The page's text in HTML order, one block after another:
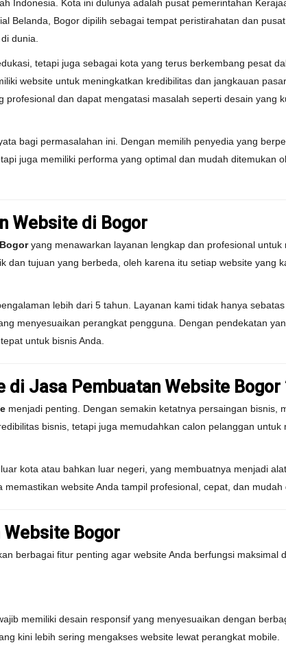
Indonesia. Kota ini dulunya adalah pusat pemerintahan
Belanda, Bogor dipilih sebagai tempat peristirahatan dan
dunia.
tetapi juga sebagai kota yang terus berkembang pesat
website untuk meningkatkan kredibilitas dan jangkauan
dan dapat mengatasi masalah seperti desain yang
bagi permasalahan ini. Dengan memilih penyedia yang
juga memiliki performa yang optimal dan mudah ditemukan
Website di Bogor
yang menawarkan layanan lengkap dan profesional untuk
dan tujuan yang berbeda, oleh karena itu setiap website yang
lebih dari 5 tahun. Layanan kami tidak hanya
menyesuaikan perangkat pengguna. Dengan pendekatan
untuk bisnis Anda.
di Jasa Pembuatan Website Bogor
menjadi penting. Dengan semakin ketatnya persaingan bisnis,
bisnis, tetapi juga memudahkan calon pelanggan
kota atau bahkan luar negeri, yang membuatnya menjadi
memastikan website Anda tampil profesional, cepat, dan mudah
Website Bogor
berbagai fitur penting agar website Anda berfungsi maksimal
memiliki desain responsif yang menyesuaikan dengan
kini lebih sering mengakses website lewat perangkat mobile.